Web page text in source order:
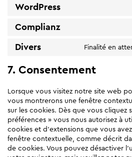
WordPress
Complianz
Divers Finalité en
7. Consentement
Lorsque vous visitez notre site web
vous montrerons une fenêtre
sur les cookies. Dès que vous cliquez
préférences » vous nous autorisez à
cookies et d’extensions que vous
fenêtre contextuelle, comme décrit
de cookies. Vous pouvez désactiver